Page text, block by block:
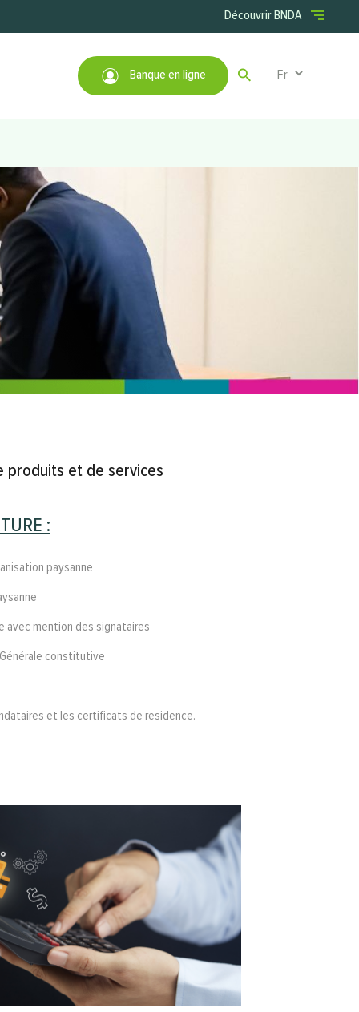
Menu right
Découvrir BNDA
Banque en ligne Select your
produits et de services
:
paysanne
avec mention des signataires
constitutive
et les certificats de residence.